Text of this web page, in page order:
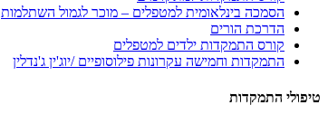
הסמכה בינלאומית למטפלים – מוכר לגמול השתלמות
הדרכת הורים
קורס התמקדות ילדים למטפלים
התמקדות וחמישה עקרונות פילוסופיים /יוג'ין ג'נדלין
טיפולי התמקדות